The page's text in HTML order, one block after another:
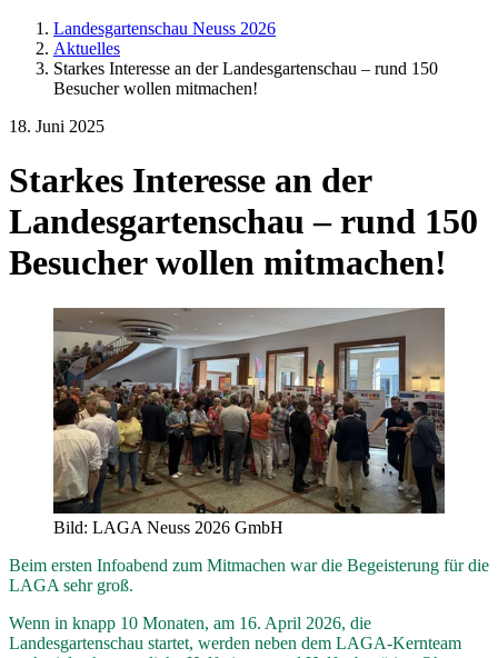
Landesgartenschau Neuss 2026
Aktuelles
Starkes Interesse an der Landesgartenschau – rund 150
Besucher wollen mitmachen!
18. Juni 2025
Starkes Interesse an der
Landesgartenschau – rund 150
Besucher wollen mitmachen!
Bild: LAGA Neuss 2026 GmbH
Beim ersten Infoabend zum Mitmachen war die Begeisterung für die
LAGA sehr groß.
Wenn in knapp 10 Monaten, am 16. April 2026, die
Landesgartenschau startet, werden neben dem LAGA-Kernteam